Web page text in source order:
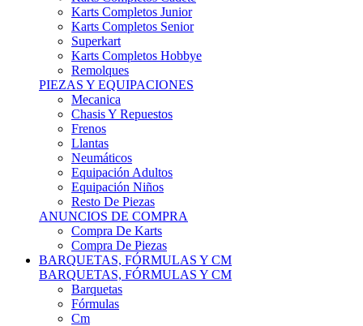
Karts Completos Senior
Superkart
Karts Completos Hobbye
Remolques
PIEZAS Y EQUIPACIONES
Mecanica
Chasis Y Repuestos
Frenos
Llantas
Neumáticos
Equipación Adultos
Equipación Niños
Resto De Piezas
ANUNCIOS DE COMPRA
Compra De Karts
Compra De Piezas
BARQUETAS, FÓRMULAS Y CM
BARQUETAS, FÓRMULAS Y CM
Barquetas
Fórmulas
Cm
Prototipos